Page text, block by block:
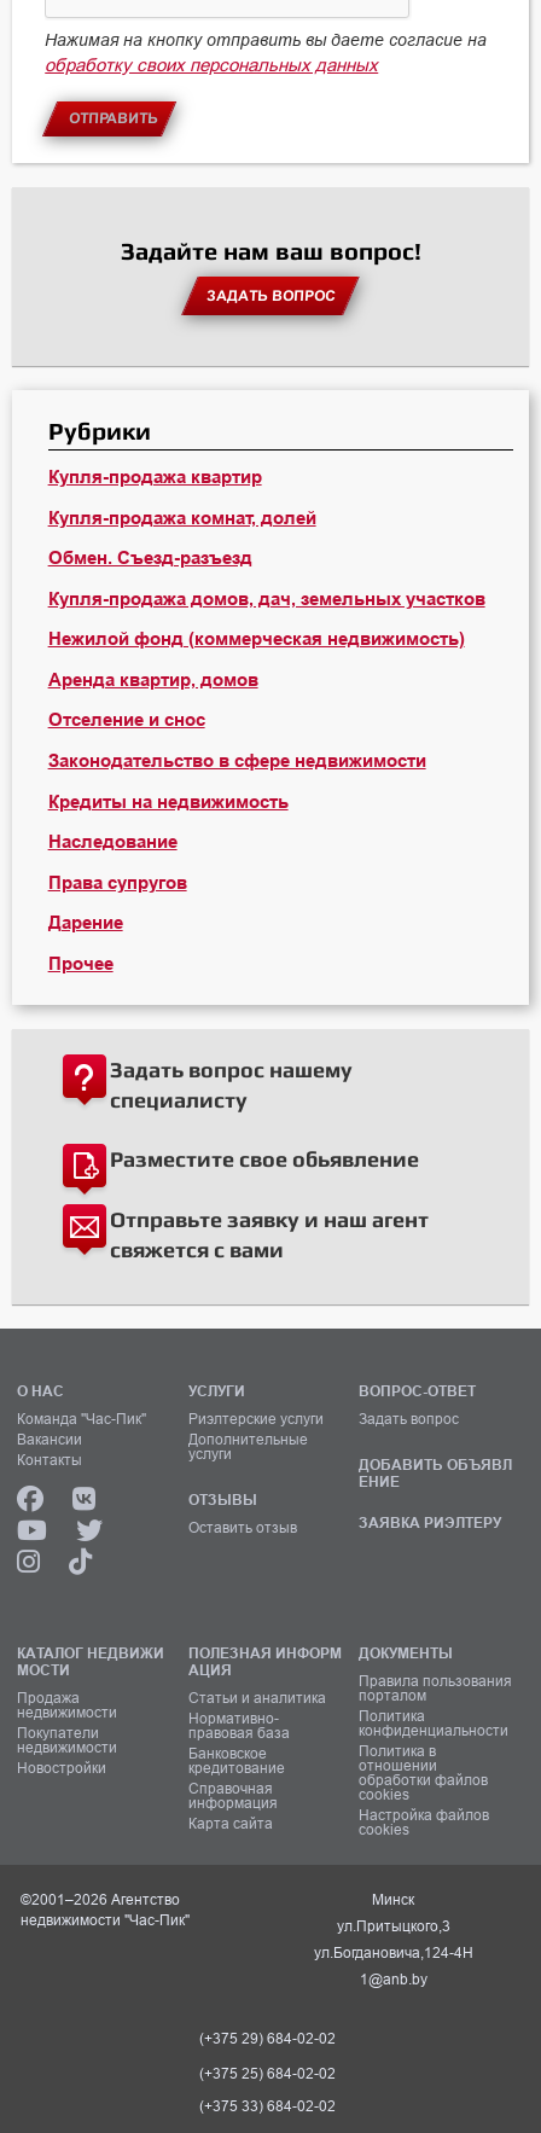
Нажимая на кнопку отправить вы даете согласие на
обработку своих персональных данных
ОТПРАВИТЬ
Задайте нам ваш вопрос!
ЗАДАТЬ ВОПРОС
Рубрики
Купля-продажа квартир
Купля-продажа комнат, долей
Обмен. Съезд-разъезд
Купля-продажа домов, дач, земельных участков
Нежилой фонд (коммерческая недвижимость)
Аренда квартир, домов
Отселение и снос
Законодательство в сфере недвижимости
Кредиты на недвижимость
Наследование
Права супругов
Дарение
Прочее
Задать вопрос нашему
специалисту
Разместите свое обьявление
Отправьте заявку и наш агент
свяжется с вами
О НАС
Команда "Час-Пик"
Вакансии
Контакты
УСЛУГИ
Риэлтерские услуги
Дополнительные
услуги
ОТЗЫВЫ
Оставить отзыв
ВОПРОС-ОТВЕТ
Задать вопрос
ДОБАВИТЬ ОБЪЯВЛ
ЕНИЕ
ЗАЯВКА РИЭЛТЕРУ
КАТАЛОГ НЕДВИЖИ
МОСТИ
Продажа
недвижимости
Покупатели
недвижимости
Новостройки
ПОЛЕЗНАЯ ИНФОРМ
АЦИЯ
Статьи и аналитика
Нормативно-
правовая база
Банковское
кредитование
Справочная
информация
Карта сайта
ДОКУМЕНТЫ
Правила пользования
порталом
Политика
конфиденциальности
Политика в
отношении
обработки файлов
cookies
Настройка файлов
cookies
©2001–2026 Агентство
недвижимости "Час-Пик"
Минск
ул.Притыцкого,3
ул.Богдановича,124-4Н
1@anb.by
(+375 29) 684-02-02
(+375 25) 684-02-02
(+375 33) 684-02-02